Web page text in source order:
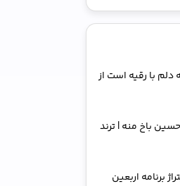
دلم با رقیه است از
باخ منه | ترند
برنامه اربعین